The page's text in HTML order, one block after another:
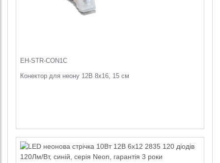
EH-STR-CON1C
Конектор для неону 12В 8х16, 15 см